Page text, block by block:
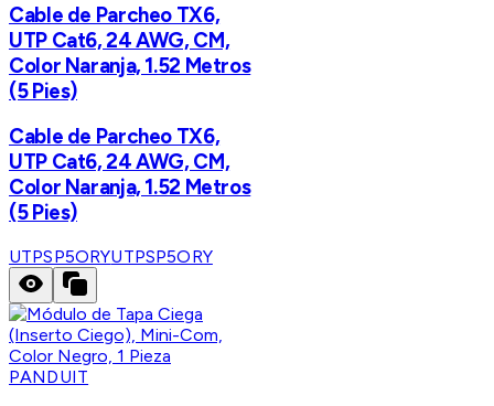
Cable de Parcheo TX6,
UTP Cat6, 24 AWG, CM,
Color Naranja, 1.52 Metros
(5 Pies)
Cable de Parcheo TX6,
UTP Cat6, 24 AWG, CM,
Color Naranja, 1.52 Metros
(5 Pies)
UTPSP5ORYUTPSP5ORY
PANDUIT